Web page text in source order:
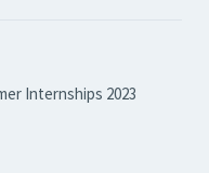
Internships 2023